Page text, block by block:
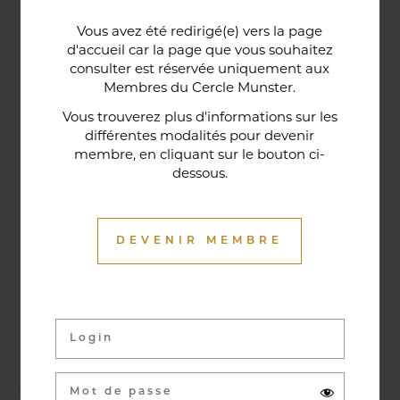
Vous avez été redirigé(e) vers la page
d'accueil car la page que vous souhaitez
consulter est réservée uniquement aux
Membres du Cercle Munster.
Vous trouverez plus d'informations sur les
différentes modalités pour devenir
membre, en cliquant sur le bouton ci-
dessous.
DEVENIR MEMBRE
historique de la maison, relie le bar au restaurant ;
cette trace du passé rappelle la tradition du bien-
être en ces lieux et de l'accueil chaleureux qui
contribuent à la réputation de l'établissement. Ce
restaurant gastronomique a été entièrement
relooké en janvier 2020. Notre chef vous propose
vous surprendre.
Activités & évènements